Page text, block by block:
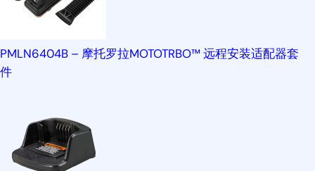
PMLN6404B – 摩托罗拉MOTOTRBO™ 远程安装适配器套
件